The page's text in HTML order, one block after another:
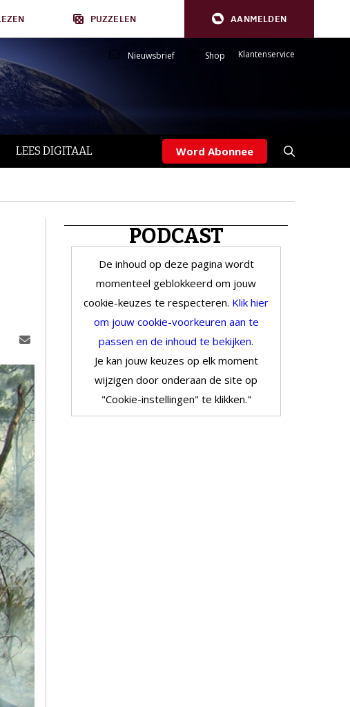
PUZZELEN AANMELDEN
Nieuwsbrief Shop Klantenservice
LEES DIGITAAL Word Abonnee
PODCAST
De inhoud op deze pagina wordt
momenteel geblokkeerd om jouw
cookie-keuzes te respecteren. Klik hier
om jouw cookie-voorkeuren aan te
passen en de inhoud te bekijken.
Je kan jouw keuzes op elk moment
wijzigen door onderaan de site op
"Cookie-instellingen" te klikken."